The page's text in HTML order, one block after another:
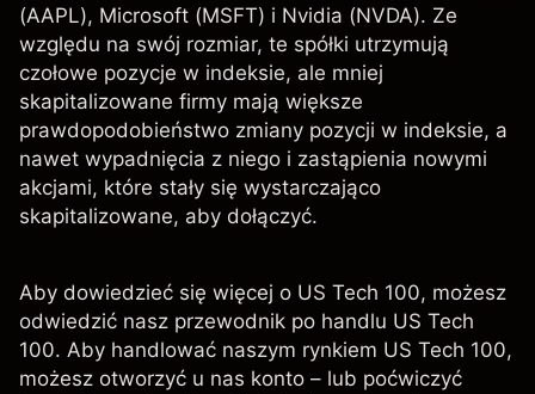
(AAPL), Microsoft (MSFT) i Nvidia (NVDA). Ze
względu na swój rozmiar, te spółki utrzymują
czołowe pozycje w indeksie, ale mniej
skapitalizowane firmy mają większe
prawdopodobieństwo zmiany pozycji w indeksie, a
nawet wypadnięcia z niego i zastąpienia nowymi
akcjami, które stały się wystarczająco
skapitalizowane, aby dołączyć.
Aby dowiedzieć się więcej o US Tech 100, możesz
odwiedzić nasz przewodnik po handlu US Tech
100. Aby handlować naszym rynkiem US Tech 100,
możesz otworzyć u nas konto – lub poćwiczyć